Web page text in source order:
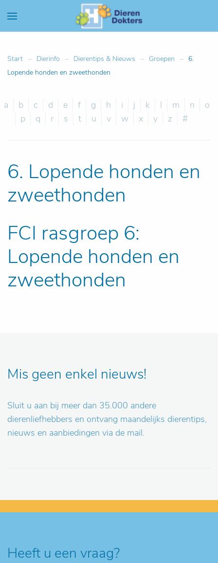
Start Dierinfo Dierentips & Nieuws Groepen
6.
Lopende honden en zweethonden
a b c d e f g h i j k l m n
o
p
q r s t u v w x y z #
6. Lopende honden en
zweethonden
FCI rasgroep 6:
Lopende honden en
zweethonden
Mis geen enkel nieuws!
Sluit u aan bij meer dan 35.000 andere
dierenliefhebbers en ontvang maandelijks dierentips,
nieuws en aanbiedingen via de mail.
Heeft u een vraag?